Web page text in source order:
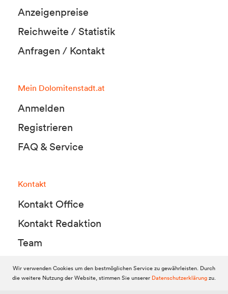
Anzeigenpreise
Reichweite / Statistik
Anfragen / Kontakt
Mein Dolomitenstadt.at
Anmelden
Registrieren
FAQ & Service
Kontakt
Kontakt Office
Kontakt Redaktion
Team
© 2010-2026 Dolomitenstadt.at
Wir verwenden Cookies um den bestmöglichen Service zu gewährleisten. Durch
die weitere Nutzung der Website, stimmen Sie unserer Datenschutzerklärungzu.